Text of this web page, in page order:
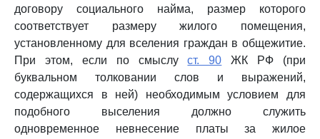
договору социального найма, размер которого
соответствует размеру жилого помещения,
установленному для вселения граждан в общежитие.
При этом, если по смыслуст. 90 ЖК РФ (при
буквальном толковании слов и выражений,
содержащихся в ней) необходимым условием для
подобного выселения должно служить
одновременное невнесение платы за жилое